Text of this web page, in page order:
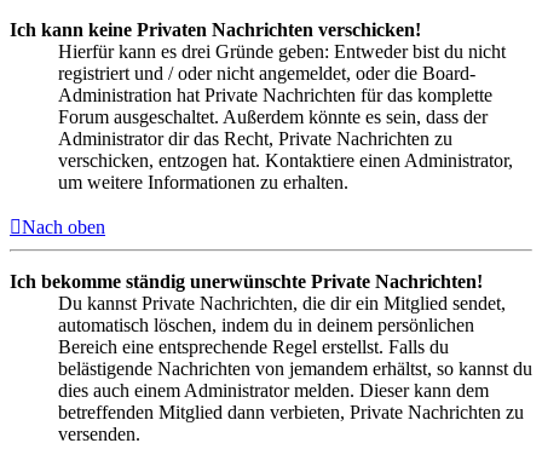
Ich kann keine Privaten Nachrichten verschicken!
Hierfür kann es drei Gründe geben: Entweder bist du nicht
registriert und / oder nicht angemeldet, oder die Board-
Administration hat Private Nachrichten für das komplette
Forum ausgeschaltet. Außerdem könnte es sein, dass der
Administrator dir das Recht, Private Nachrichten zu
verschicken, entzogen hat. Kontaktiere einen Administrator,
um weitere Informationen zu erhalten.
Nach oben
Ich bekomme ständig unerwünschte Private Nachrichten!
Du kannst Private Nachrichten, die dir ein Mitglied sendet,
automatisch löschen, indem du in deinem persönlichen
Bereich eine entsprechende Regel erstellst. Falls du
belästigende Nachrichten von jemandem erhältst, so kannst du
dies auch einem Administrator melden. Dieser kann dem
betreffenden Mitglied dann verbieten, Private Nachrichten zu
versenden.